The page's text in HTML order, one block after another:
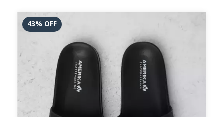
43% OFF